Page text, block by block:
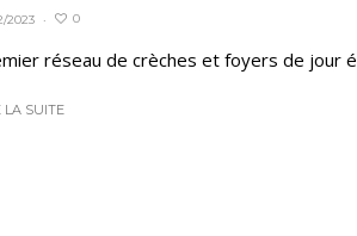
2023 · 0
réseau de crèches et foyers de jour
LA SUITE